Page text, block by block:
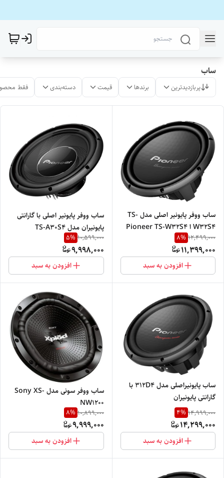
ساب
پربازدیدترین برندها قیمت دسته‌بندی فقط
ساب ووفر پایونیر اصلی مدل TS-
W32S4 ا Pioneer TS-W32S4
با گارانتی پایونیران
12,499,000
8%
11,399,000
افزودن به سبد
ساب ووفر پایونیر اصلی با گارانتی
پایونیران مدل TS-A30S4
10,599,000
5%
9,998,000
افزودن به سبد
ساب پایونیراصلی مدل 312D4 با
گارانتی پایونیران
14,999,000
4%
14,299,000
افزودن به سبد
ساب ووفر سونی مدل Sony XS-
NW1200
10,899,000
8%
9,999,000
افزودن به سبد